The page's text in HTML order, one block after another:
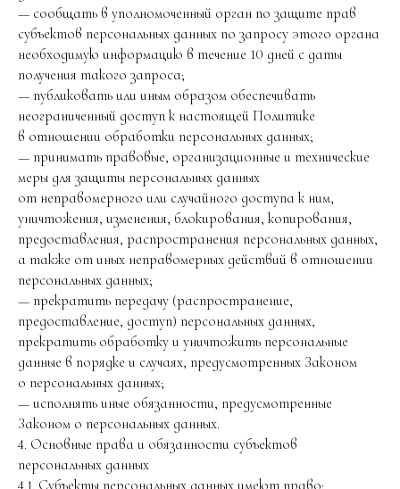
— сообщать в уполномоченный орган по защите прав
субъектов персональных данных по запросу этого органа
необходимую информацию в течение 10 дней с даты
получения такого запроса;
— публиковать или иным образом обеспечивать
неограниченный доступ к настоящей Политике
в отношении обработки персональных данных;
— принимать правовые, организационные и технические
меры для защиты персональных данных
от неправомерного или случайного доступа к ним,
уничтожения, изменения, блокирования, копирования,
предоставления, распространения персональных данных,
а также от иных неправомерных действий в отношении
персональных данных;
— прекратить передачу (распространение,
предоставление, доступ) персональных данных,
прекратить обработку и уничтожить персональные
данные в порядке и случаях, предусмотренных Законом
о персональных данных;
— исполнять иные обязанности, предусмотренные
Законом о персональных данных.
4. Основные права и обязанности субъектов
персональных данных